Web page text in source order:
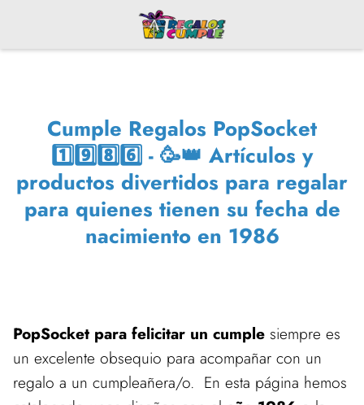
Cumple Regalos PopSocket
1️⃣9️⃣8️⃣6️⃣ - 🥳👑 Artículos y
productos divertidos para regalar
para quienes tienen su fecha de
nacimiento en 1986
PopSocket para felicitar un cumple siempre es
un excelente obsequio para acompañar con un
regalo a un cumpleañera/o. En esta página hemos